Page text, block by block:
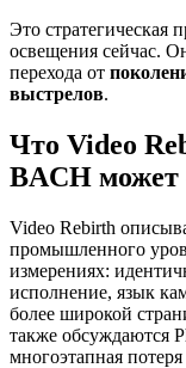
Это стратегическая
освещения сейчас.
перехода от
выстрелов.
Что Video
BACH может
Video Rebirth
промышленного
измерениях:
исполнение, язык
более широкой
также обсуждаются
многоэтапная